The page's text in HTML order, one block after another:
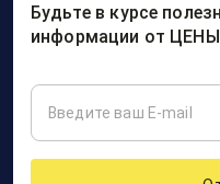
Будьте в курсе
информации от